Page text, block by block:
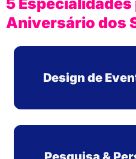
5 Especialidades
Aniversário dos
Design de